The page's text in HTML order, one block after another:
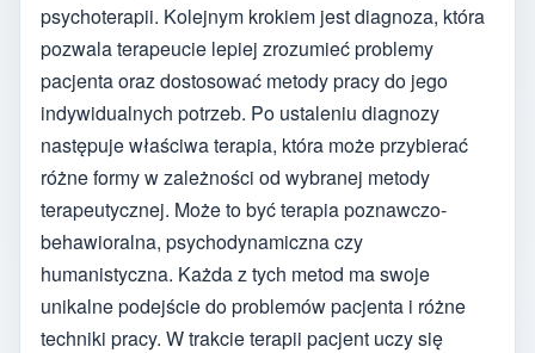
psychoterapii. Kolejnym krokiem jest diagnoza, która
pozwala terapeucie lepiej zrozumieć problemy
pacjenta oraz dostosować metody pracy do jego
indywidualnych potrzeb. Po ustaleniu diagnozy
następuje właściwa terapia, która może przybierać
różne formy w zależności od wybranej metody
terapeutycznej. Może to być terapia poznawczo-
behawioralna, psychodynamiczna czy
humanistyczna. Każda z tych metod ma swoje
unikalne podejście do problemów pacjenta i różne
techniki pracy. W trakcie terapii pacjent uczy się